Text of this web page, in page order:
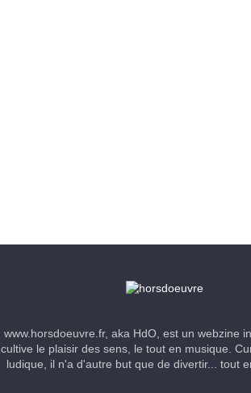
www.horsdoeuvre.fr, aka HdO, est un webzine
cultive le plaisir des sens, le tout en musique.
ludique, il n'a d'autre but que de divertir... tout